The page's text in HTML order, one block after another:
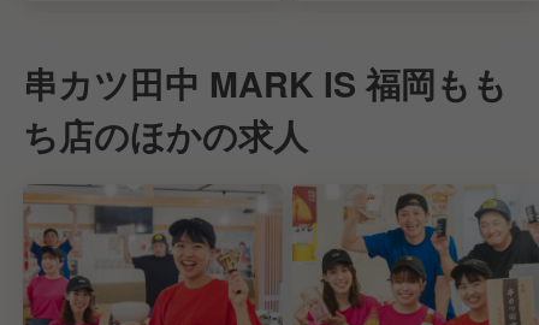
串カツ田中 MARK IS 福岡もも
ち店のほかの求人